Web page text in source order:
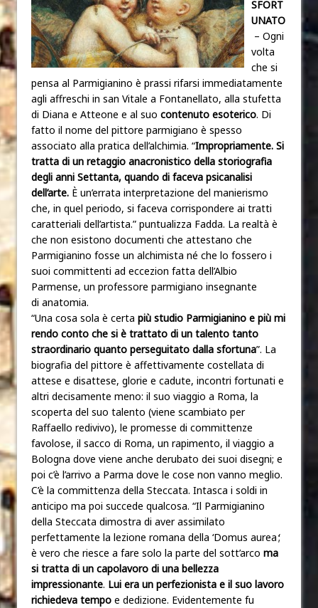
SFORT
UNATO
– Ogni
volta
che si
pensa al Parmigianino è prassi rifarsi immediatamente
agli affreschi in san Vitale a Fontanellato, alla stufetta
di Diana e Atteone e al suo contenuto esoterico. Di
fatto il nome del pittore parmigiano è spesso
associato alla pratica dell’alchimia. “Impropriamente. Si
tratta di un retaggio anacronistico della storiografia
degli anni Settanta, quando di faceva psicanalisi
dell’arte. È un’errata interpretazione del manierismo
che, in quel periodo, si faceva corrispondere ai tratti
caratteriali dell’artista.” puntualizza Fadda. La realtà è
che non esistono documenti che attestano che
Parmigianino fosse un alchimista né che lo fossero i
suoi committenti ad eccezion fatta dell’Albio
Parmense, un professore parmigiano insegnante
di anatomia.
“Una cosa sola è certa più studio Parmigianino e più mi
rendo conto che si è trattato di un talento tanto
straordinario quanto perseguitato dalla sfortuna”. La
biografia del pittore è affettivamente costellata di
attese e disattese, glorie e cadute, incontri fortunati e
altri decisamente meno: il suo viaggio a Roma, la
scoperta del suo talento (viene scambiato per
Raffaello redivivo), le promesse di committenze
favolose, il sacco di Roma, un rapimento, il viaggio a
Bologna dove viene anche derubato dei suoi disegni; e
poi c’è l’arrivo a Parma dove le cose non vanno meglio.
C’è la committenza della Steccata. Intasca i soldi in
anticipo ma poi succede qualcosa. “Il Parmigianino
della Steccata dimostra di aver assimilato
perfettamente la lezione romana della ‘Domus aurea;
è vero che riesce a fare solo la parte del sott’arco ma
si tratta di un capolavoro di una bellezza
impressionante. Lui era un perfezionista e il suo lavoro
richiedeva tempo e dedizione. Evidentemente fu